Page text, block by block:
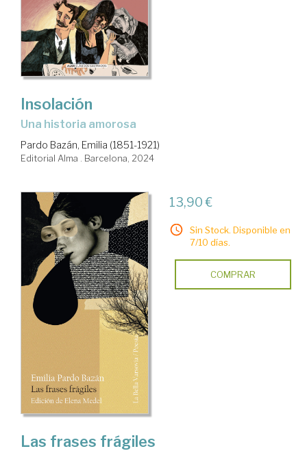
Insolación
una historia amorosa
Pardo Bazán, Emilia (1851-1921)
Editorial Alma . Barcelona, 2024
13,90 €
Sin Stock. Disponible en
7/10 días.
COMPRAR
Las frases frágiles